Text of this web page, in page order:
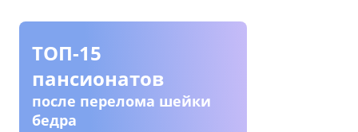
ТОП-15
пансионатов
после перелома шейки
бедра